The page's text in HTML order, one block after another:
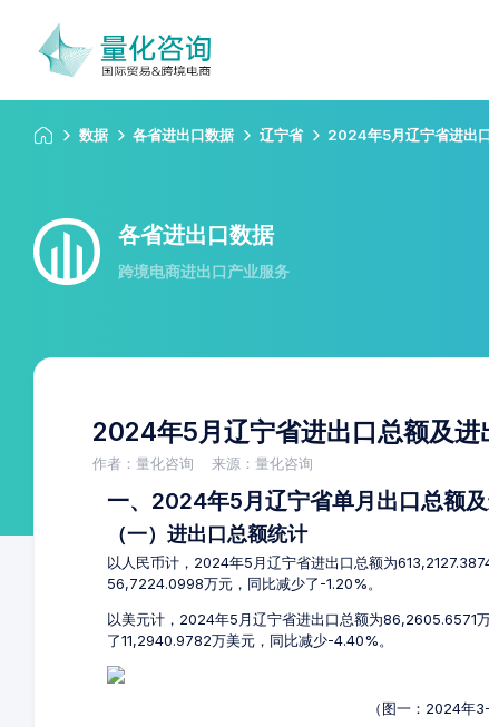
数据 各省进出口数据 辽宁省 2024年5月辽宁省进出
各省进出口数据
跨境电商进出口产业服务
2024年5月辽宁省进出口总额及进
作者：量化咨询 来源：量化咨询
一、2024年5月辽宁省单月出口总额
（一）进出口总额统计
以人民币计，2024年5月辽宁省进出口总额为
56,7224.0998万元，同比减少了-1.20%。
以美元计，2024年5月辽宁省进出口总额为86,2605.6571
了11,2940.9782万美元，同比减少-4.40%。
（图一：2024年